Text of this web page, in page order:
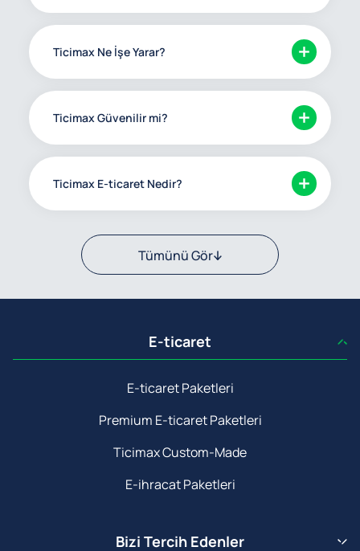
Ticimax Ne İşe Yarar?
Ticimax Güvenilir mi?
Ticimax E-ticaret Nedir?
Tümünü Gör
E-ticaret
E-ticaret Paketleri
Premium E-ticaret Paketleri
Ticimax Custom-Made
E-ihracat Paketleri
Bizi Tercih Edenler